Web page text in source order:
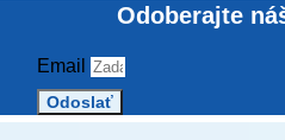
Odoberajte
Email
Odoslať